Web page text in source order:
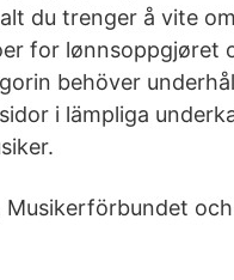
du trenger å vite
for lønnsoppgjøret
behöver
i lämpliga